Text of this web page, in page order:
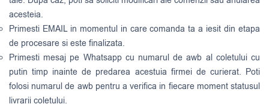
acesteia.
Primesti EMAIL in momentul in care comanda ta a iesit din etapa
de procesare si este finalizata.
Primesti mesaj pe Whatsapp cu numarul de awb al coletului cu
putin timp inainte de predarea acestuia firmei de curierat. Poti
folosi numarul de awb pentru a verifica in fiecare moment statusul
livrarii coletului.